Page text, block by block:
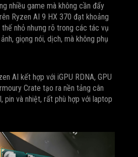
nhiều game mà không cần đẩy
Ryzen AI 9 HX 370 đạt khoảng
nhỏ nhưng rõ trong các tác vụ
giọng nói, dịch, mà không phụ
AI kết hợp với iGPU RDNA, GPU
Crate tạo ra nền tảng cân
pin và nhiệt, rất phù hợp với laptop